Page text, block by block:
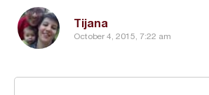
Tijana
October 4, 2015, 7:22 am